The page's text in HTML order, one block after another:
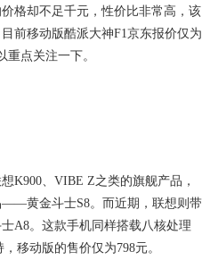
格却不足千元，性价比非常高，该
前移动版酷派大神F1京东报价仅为
重点关注一下。
K900、VIBE Z之类的旗舰产品，
黄金斗士S8。而近期，联想则带
A8。这款手机同样搭载八核处理
移动版的售价仅为798元。